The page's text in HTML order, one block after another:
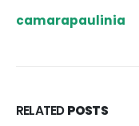
camarapaulinia
RELATEDPOSTS